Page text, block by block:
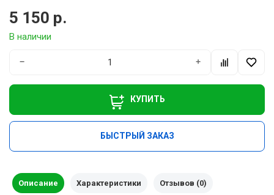
5 150 р.
В наличии
− +
КУПИТЬ
БЫСТРЫЙ ЗАКАЗ
Описание Характеристики Отзывов (0)